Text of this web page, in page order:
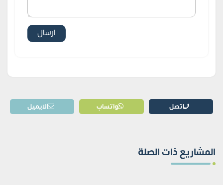
اتصل واتساب الايميل
المشاريع ذات الصلة